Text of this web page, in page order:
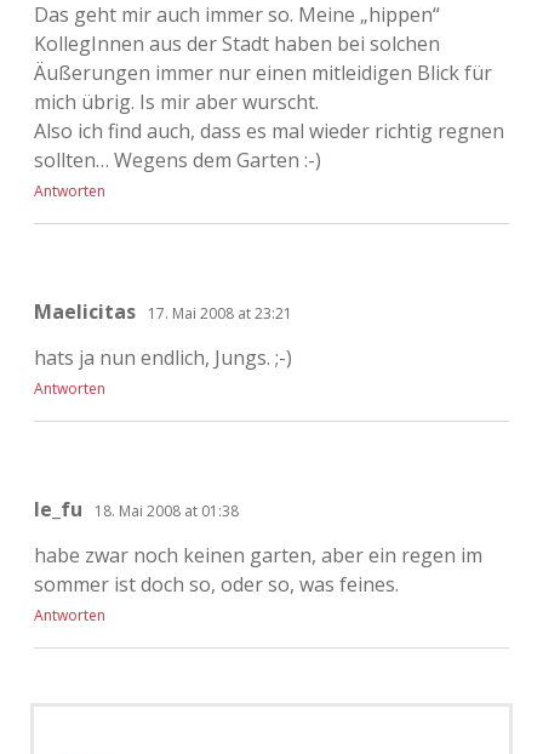
Das geht mir auch immer so. Meine „hippen“
KollegInnen aus der Stadt haben bei solchen
Äußerungen immer nur einen mitleidigen Blick für
mich übrig. Is mir aber wurscht.
Also ich find auch, dass es mal wieder richtig regnen
sollten… Wegens dem Garten :-)
Antworten
Maelicitas 17. Mai 2008 at 23:21
hats ja nun endlich, Jungs. ;-)
Antworten
le_fu 18. Mai 2008 at 01:38
habe zwar noch keinen garten, aber ein regen im
sommer ist doch so, oder so, was feines.
Antworten